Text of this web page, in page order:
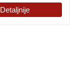
Detaljnije